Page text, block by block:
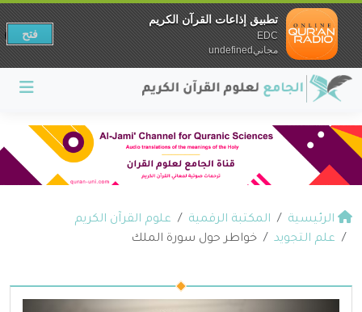
الرئيسية المكتبة الرقمية
علوم القرآن الكريم
علم التجويد
خواطر حول سورة الملك
تطبيق إذاعات القرآن الكريم
EDC
مجانيundefined
فتح